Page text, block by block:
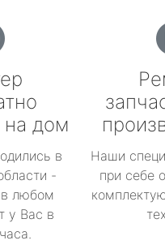
дом
в
-
любом
у Вас в
Наши
при себе